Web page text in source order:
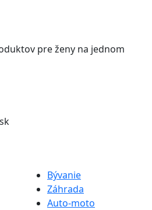
pre ženy na jednom
Bývanie
Záhrada
Auto-moto